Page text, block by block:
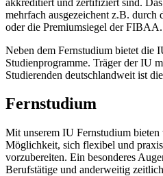
mehrfach ausgezeichent z.B.
oder die Premiumsiegel der FIBAA.
Neben dem Fernstudium bietet die
Studienprogramme. Träger der IU
Studierenden deutschlandweit ist
Fernstudium
Mit unserem IU Fernstudium
Möglichkeit, sich flexibel und
vorzubereiten. Ein besonderes
Berufstätige und anderweitig